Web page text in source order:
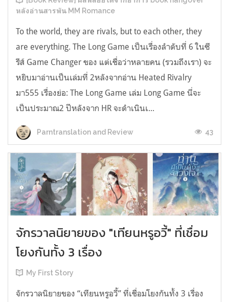
หลังอ่านสารพัน MM Romance
To the world, they are rivals, but to each other, they
are everything. The Long Game เป็นเรื่องลำดับที่ 6 ในซี
รีส์ Game Changer ของ แต่เชื่อว่าหลายคน (รวมถึงเรา) จะ
หยิบมาอ่านเป็นเล่มที่ 2หลังจากอ่าน Heated Rivalry
มา555 เรื่องย่อ: The Long Game เล่ม Long Game นี่จะ
เป็นประมาณ2 ปีหลังจาก HR จะดำเนินเ...
Parntranslation and Review 43
จักรวาลนิยายของ "เทียนหรูอวี้" ที่เชื่อม
โยงกันทั้ง 3 เรื่อง
My First Story
จักรวาลนิยายของ “เทียนหรูอวี้” ที่เชื่อมโยงกันทั้ง 3 เรื่อง